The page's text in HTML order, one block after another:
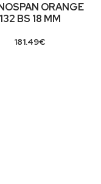
ORANGE
132 BS 18 MM
181.49€